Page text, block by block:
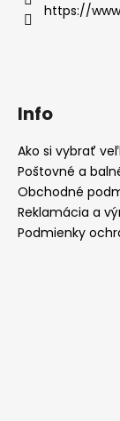
https://
Info
Ako si vybrať
Poštovné a
Obchodné
Reklamácia a
Podmienky